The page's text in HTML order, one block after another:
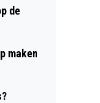
de
maken